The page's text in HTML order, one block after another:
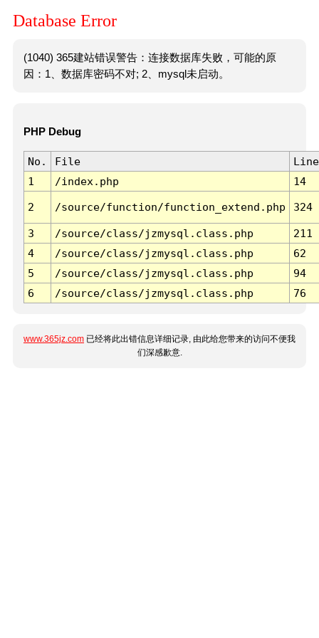
Database Error
(1040) 365建站错误警告：连接数据库失败，可能的原
因：1、数据库密码不对; 2、mysql未启动。
PHP Debug
No. File
Line
1
/index.php 14
2 /source/function/function_extend.php 324
3 /source/class/jzmysql.class.php
211
4
/source/class/jzmysql.class.php
62
5
/source/class/jzmysql.class.php
94
6
/source/class/jzmysql.class.php 76
www.365jz.com 已经将此出错信息详细记录, 由此给您带来的访问不便我
们深感歉意.